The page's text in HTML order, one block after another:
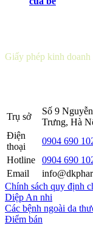
Giấy phép kinh doanh
Trụ sở
Số 9
Trưng, Hà
Điện
thoại
0904 690
Hotline
0904 690
Email
Chính sách quy định
Diệp An nhi
Các bệnh ngoài da
Điểm bán